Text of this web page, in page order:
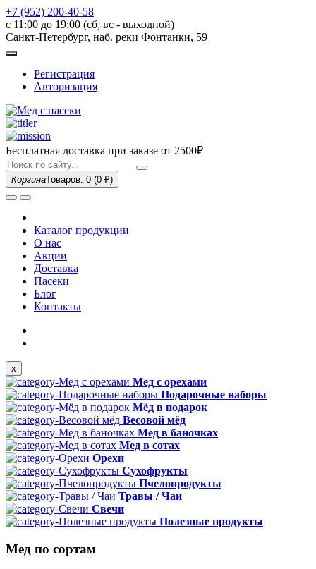
+7 (952) 200-40-58
с 11:00 до 19:00 (сб, вс - выходной)
Санкт-Петербург, наб. реки Фонтанки, 59
Регистрация
Авторизация
Бесплатная доставка при заказе от 2500₽
КорзинаТоваров: 0 (0 ₽)
Каталог продукции
О нас
Акции
Доставка
Пасеки
Блог
Контакты
x
Мед с орехами
Подарочные наборы
Мёд в подарок
Весовой мёд
Мед в баночках
Мед в сотах
Орехи
Сухофрукты
Пчелопродукты
Травы / Чаи
Свечи
Полезные продукты
Мед по сортам